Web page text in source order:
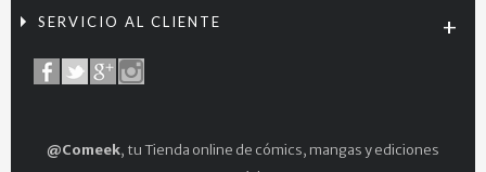
SERVICIO AL CLIENTE
@Comeek, tu Tienda online de cómics, mangas y ediciones